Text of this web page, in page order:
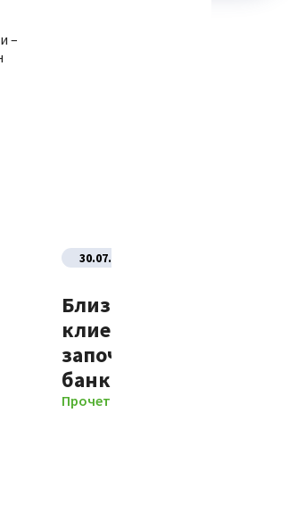
–
30.07.2026
Близо 70% от новите
клиенти на Банка ДСК
започват отношенията
банката изцяло
Прочети повече